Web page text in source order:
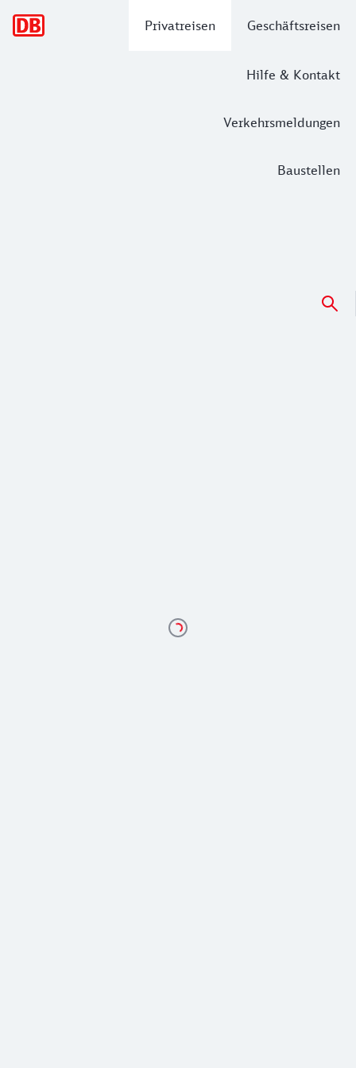
Privatreisen Geschäftsreisen
Hilfe & Kontakt
Verkehrsmeldungen
Baustellen